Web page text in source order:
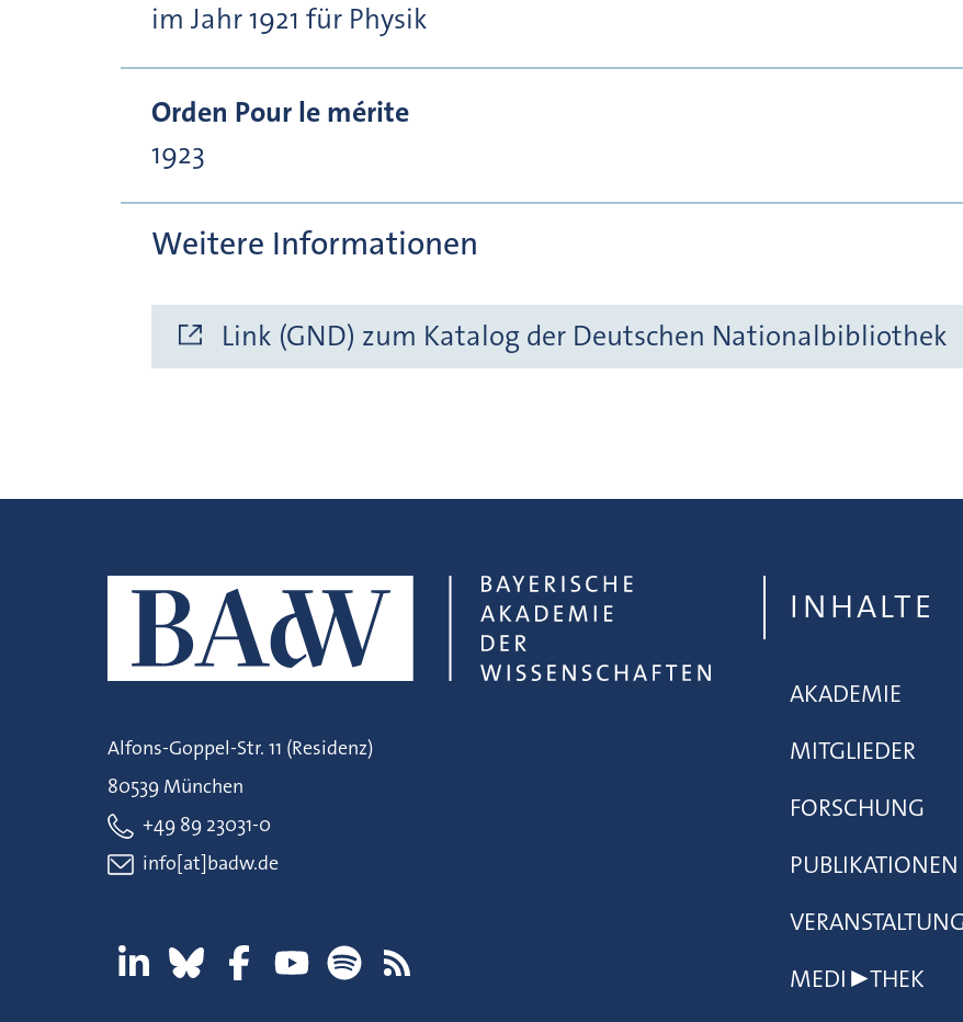
im Jahr 1921 für Physik
Orden Pour le mérite
1923
Weitere Informationen
Link (GND) zum Katalog der Deutschen Nationalbibliothek
Alfons-Goppel-Str. 11 (Residenz)
80539 München
+49 89 23031-0
info[at]badw.de
INHALTE
AKADEMIE
MITGLIEDER
FORSCHUNG
PUBLIKATIONEN
MEDI▶THEK